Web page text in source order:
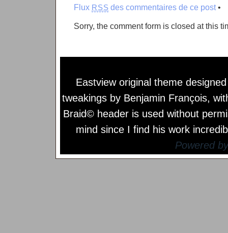
Flux RSS des commentaires de ce post•
Sorry, the comment form is closed at this
Eastview original theme
tweakings by Benjamin François,
Braid© header is used without
mind since I find his work
Powered